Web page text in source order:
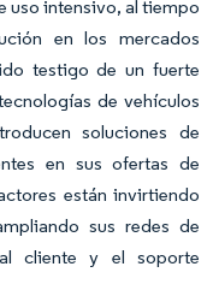
uso intensivo, al tiempo
en los mercados
testigo de un fuerte
de vehículos
soluciones de
en sus ofertas de
están invirtiendo
sus redes de
cliente y el soporte